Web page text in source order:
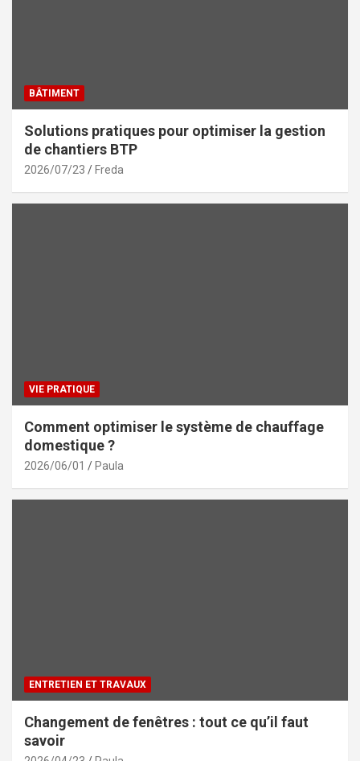
BÂTIMENT
Solutions pratiques pour optimiser la gestion
de chantiers BTP
2026/07/23 Freda
VIE PRATIQUE
Comment optimiser le système de chauffage
domestique ?
2026/06/01 Paula
ENTRETIEN ET TRAVAUX
Changement de fenêtres : tout ce qu’il faut
savoir